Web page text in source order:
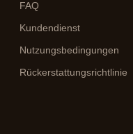
FAQ
Kundendienst
Nutzungsbedingungen
Rückerstattungsrichtlinie